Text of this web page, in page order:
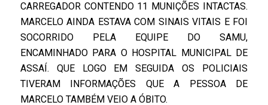
CARREGADOR CONTENDO 11 MUNIÇÕES INTACTAS.
MARCELO AINDA ESTAVA COM SINAIS VITAIS E FOI
SOCORRIDO PELA EQUIPE DO SAMU,
ENCAMINHADO PARA O HOSPITAL MUNICIPAL DE
ASSAÍ. QUE LOGO EM SEGUIDA OS POLICIAIS
TIVERAM INFORMAÇÕES QUE A PESSOA DE
MARCELO TAMBÉM VEIO A ÓBITO.